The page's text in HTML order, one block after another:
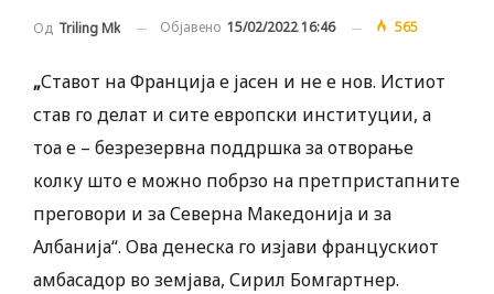
Од Triling Mk Објавено 15/02/2022 16:46 565
„Ставот на Франција е јасен и не е нов. Истиот
став го делат и сите европски институции, а
тоа е – безрезервна поддршка за отворање
колку што е можно побрзо на претпристапните
преговори и за Северна Македонија и за
Албанија“. Ова денеска го изјави францускиот
амбасадор во земјава, Сирил Бомгартнер.